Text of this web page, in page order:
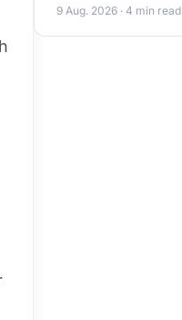
9 Aug. 2026 · 4 min read